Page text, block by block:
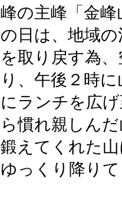
峰の主峰「金
の日は、地域
を取り戻す為
り、午後２時
にランチを広
ら慣れ親しん
鍛えてくれた
ゆっくり降り